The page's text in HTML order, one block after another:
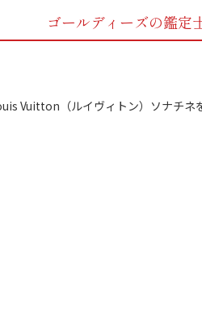
ゴールディーズの鑑定